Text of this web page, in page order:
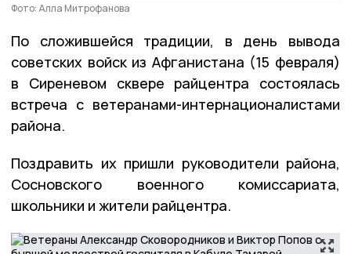
Фото: Алла Митрофанова
По сложившейся традиции, в день вывода
советских войск из Афганистана (15 февраля)
в Сиреневом сквере райцентра состоялась
встреча с ветеранами-интернационалистами
района.
Поздравить их пришли руководители района,
Сосновского военного комиссариата,
школьники и жители райцентра.